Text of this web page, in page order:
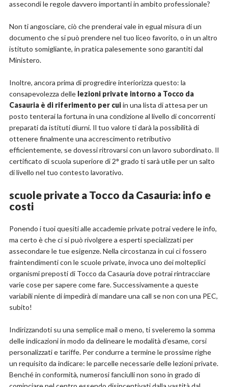
assecondi le regole davvero importanti in ambito professionale?
Non ti angosciare, ciò che prenderai vale in egual misura di un
documento che si può prendere nel tuo liceo favorito, o in un altro
istituto somigliante, in pratica palesemente sono garantiti dal
Ministero.
Inoltre, ancora prima di progredire interiorizza questo: la
consapevolezza delle lezioni private intorno a Tocco da
Casauria è di riferimento per cuiin una lista di attesa per un
posto tenterai la fortuna in una condizione al livello di concorrenti
preparati da istituti diurni. Il tuo valore ti darà la possibilità di
ottenere finalmente una accrescimento retributivo
efficientemente, se dovessi ritrovarsi con un lavoro subordinato. Il
certificato di scuola superiore di 2° grado ti sarà utile per un salto
di livello nel tuo contesto lavorativo.
scuole private a Tocco da Casauria: info e
costi
Ponendo i tuoi quesiti alle accademie private potrai vedere le info,
ma certo è che ci si può rivolgere a esperti specializzati per
assecondare le tue esigenze. Nella circostanza in cui ci fossero
fraintendimenti con le scuole private, invoca uno dei molteplici
organismi preposti di Tocco da Casauria dove potrai rintracciare
varie cose per sapere come fare. Successivamente a queste
variabili niente di impedirà di mandare una call se non con una PEC,
subito!
Indirizzandoti su una semplice mail o meno, ti sveleremo la somma
delle indicazioni in modo da delineare le modalità d’esame, corsi
personalizzati e tariffe. Per condurre a termine le prossime righe
un requisito da indicare: le parcelle necessarie delle lezioni private.
Benché in conformità, numerosi fanciulli non sono in grado di